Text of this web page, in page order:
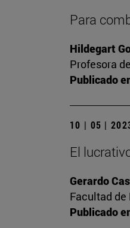
Para
Hildegart
Profesora
Publicado
10 | 05 |
El
Gerardo
Facultad de
Publicado